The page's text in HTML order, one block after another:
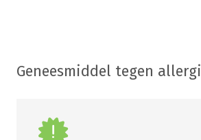
Geneesmiddel tegen